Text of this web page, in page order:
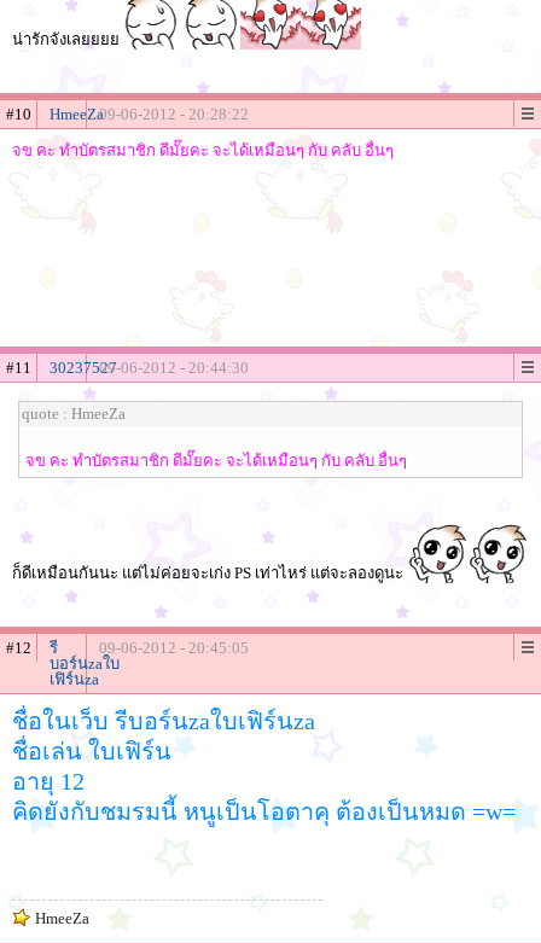
น่ารักจังเลยยยย
#10 HmeeZa09-06-2012 - 20:28:22
จข คะ ทำบัตรสมาชิก ดีมั๊ยคะ จะได้เหมือนๆ กับ คลับ อื่นๆ
#11 3023752709-06-2012 - 20:44:30
quote : HmeeZa
จข คะ ทำบัตรสมาชิก ดีมั๊ยคะ จะได้เหมือนๆ กับ คลับ อื่นๆ
ก็ดีเหมือนกันนะ แต่ไม่ค่อยจะเก่ง PS เท่าไหร่ แต่จะลองดูนะ
#12
รี
บอร์นzaใบ
เฟิร์นza
09-06-2012 - 20:45:05
ชื่อในเว็บ รีบอร์นzaใบเฟิร์นza
ชื่อเล่น ใบเฟิร์น
อายุ 12
คิดยังกับชมรมนี้ หนูเป็นโอตาคุ ต้องเป็นหมด =w=
HmeeZa